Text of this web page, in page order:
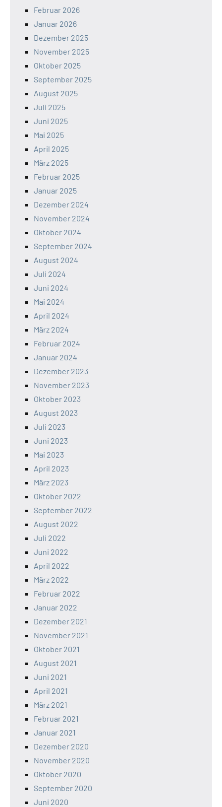
Februar 2026
Januar 2026
Dezember 2025
November 2025
Oktober 2025
September 2025
August 2025
Juli 2025
Juni 2025
Mai 2025
April 2025
März 2025
Februar 2025
Januar 2025
Dezember 2024
November 2024
Oktober 2024
September 2024
August 2024
Juli 2024
Juni 2024
Mai 2024
April 2024
März 2024
Februar 2024
Januar 2024
Dezember 2023
November 2023
Oktober 2023
August 2023
Juli 2023
Juni 2023
Mai 2023
April 2023
März 2023
Oktober 2022
September 2022
August 2022
Juli 2022
Juni 2022
April 2022
März 2022
Februar 2022
Januar 2022
Dezember 2021
November 2021
Oktober 2021
August 2021
Juni 2021
April 2021
März 2021
Februar 2021
Januar 2021
Dezember 2020
November 2020
Oktober 2020
September 2020
Juni 2020